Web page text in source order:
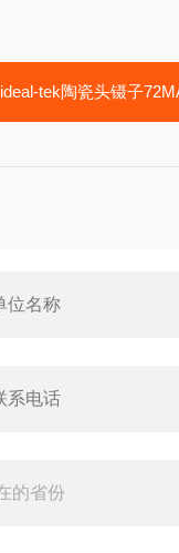
ideal-tek陶瓷头镊子72MA.SA 耐高